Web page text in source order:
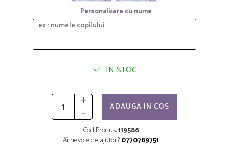
Personalizare cu nume
IN STOC
ADAUGA IN COS
Cod Produs:119586
Ai nevoie de ajutor?0770789751